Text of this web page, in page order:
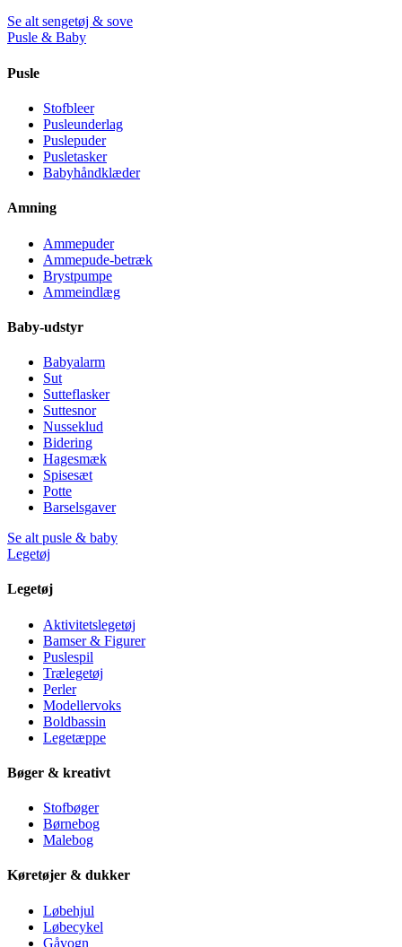
Se alt sengetøj & sove
Pusle & Baby
Pusle
Stofbleer
Pusleunderlag
Puslepuder
Pusletasker
Babyhåndklæder
Amning
Ammepuder
Ammepude-betræk
Brystpumpe
Ammeindlæg
Baby-udstyr
Babyalarm
Sut
Sutteflasker
Suttesnor
Nusseklud
Bidering
Hagesmæk
Spisesæt
Potte
Barselsgaver
Se alt pusle & baby
Legetøj
Legetøj
Aktivitetslegetøj
Bamser & Figurer
Puslespil
Trælegetøj
Perler
Modellervoks
Boldbassin
Legetæppe
Bøger & kreativt
Stofbøger
Børnebog
Malebog
Køretøjer & dukker
Løbehjul
Løbecykel
Gåvogn